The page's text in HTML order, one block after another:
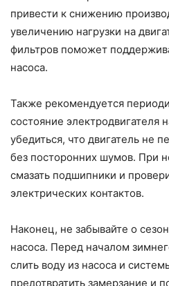
привести к снижению
увеличению нагрузки на
фильтров поможет
насоса.
Также рекомендуется
состояние электродвигателя
убедиться, что двигатель не
без посторонних шумов. При
смазать подшипники и
электрических контактов.
Наконец, не забывайте о
насоса. Перед началом
слить воду из насоса и
предотвратить замерзание и